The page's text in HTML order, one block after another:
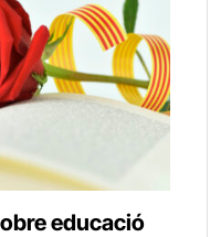
educació